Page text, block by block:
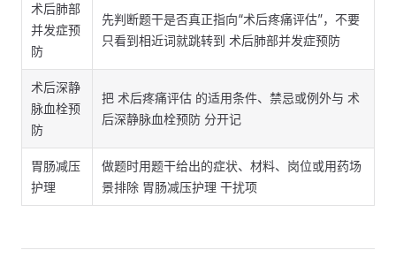
术后肺部
并发症预
防
先判断题干是否真正指向“术后疼痛评估”，不要
只看到相近词就跳转到 术后肺部并发症预防
术后深静
脉血栓预
防
把 术后疼痛评估 的适用条件、禁忌或例外与 术
后深静脉血栓预防 分开记
胃肠减压
护理
做题时用题干给出的症状、材料、岗位或用药场
景排除 胃肠减压护理 干扰项